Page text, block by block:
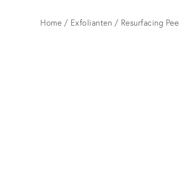
Home / Exfolianten / Resurfacing